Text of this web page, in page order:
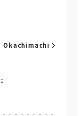
Okachimachi